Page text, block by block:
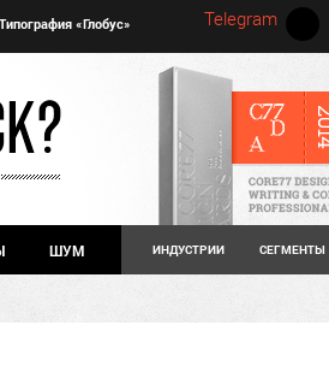
Типография «Глобус» Telegram
ШУМ ИНДУСТРИИ СЕГМЕНТЫ